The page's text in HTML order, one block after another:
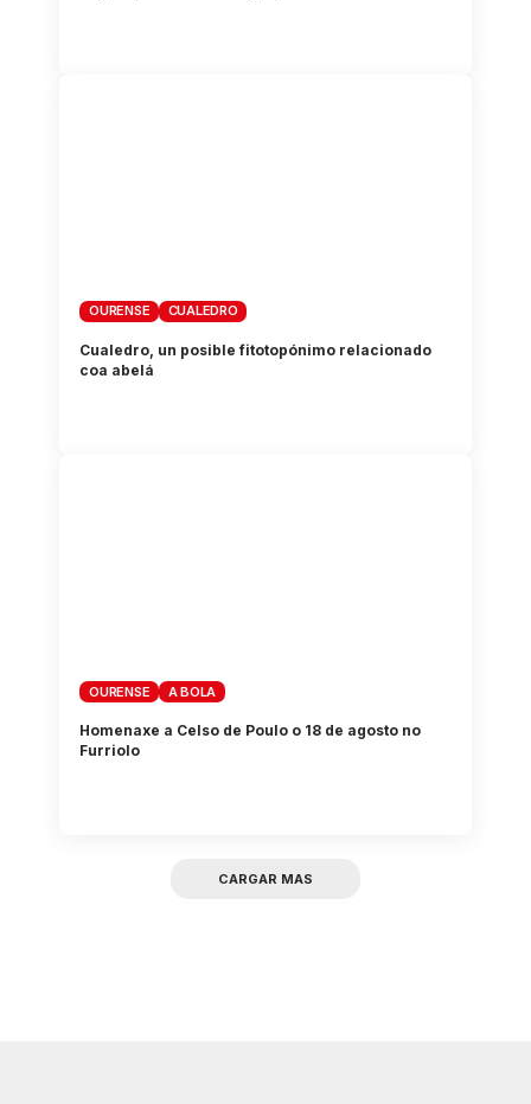
OURENSE CUALEDRO
Cualedro, un posible fitotopónimo relacionado
coa abelá
OURENSE A BOLA
Homenaxe a Celso de Poulo o 18 de agosto no
Furriolo
CARGAR MAS